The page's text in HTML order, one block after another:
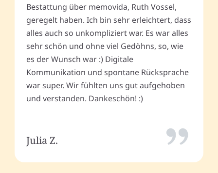
Bestattung über memovida, Ruth Vossel,
geregelt haben. Ich bin sehr erleichtert, dass
alles auch so unkompliziert war. Es war alles
sehr schön und ohne viel Gedöhns, so, wie
es der Wunsch war :) Digitale
Kommunikation und spontane Rücksprache
war super. Wir fühlten uns gut aufgehoben
und verstanden. Dankeschön! :)
Julia Z.